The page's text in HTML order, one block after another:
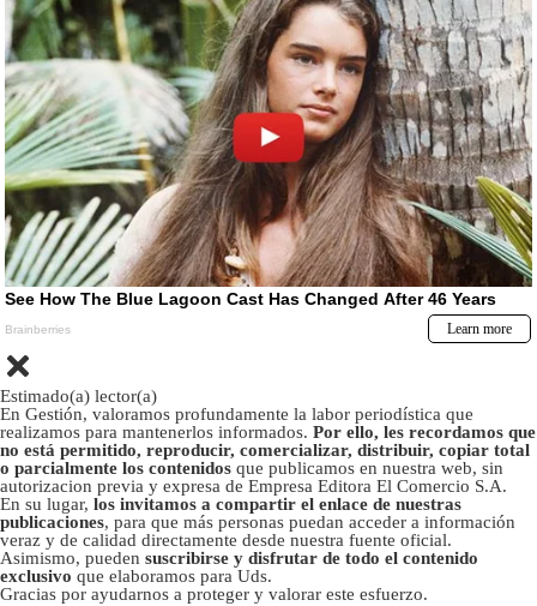
Estimado(a) lector(a)
En Gestión, valoramos profundamente la labor periodística que
realizamos para mantenerlos informados. Por ello, les recordamos que
no está permitido, reproducir, comercializar, distribuir, copiar total
o parcialmente los contenidos que publicamos en nuestra web, sin
autorizacion previa y expresa de Empresa Editora El Comercio S.A.
En su lugar, los invitamos a compartir el enlace de nuestras
publicaciones, para que más personas puedan acceder a información
veraz y de calidad directamente desde nuestra fuente oficial.
Asimismo, pueden suscribirse y disfrutar de todo el contenido
exclusivo que elaboramos para Uds.
Gracias por ayudarnos a proteger y valorar este esfuerzo.